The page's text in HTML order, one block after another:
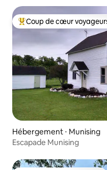
Coups de cœur
Coup de cœur
Hébergement ⋅ Munising
Escapade Munising